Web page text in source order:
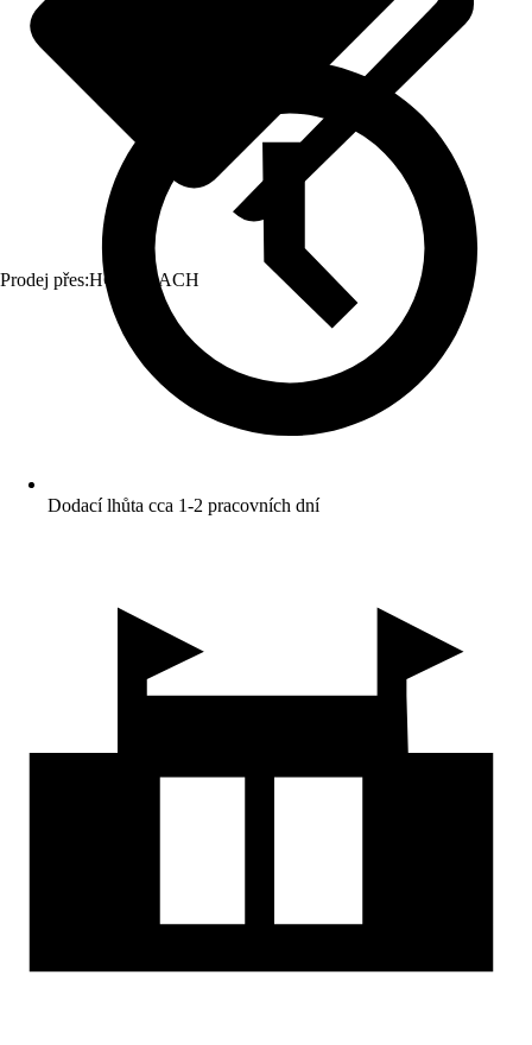
Prodej přes:HORNBACH
Dodací lhůta cca 1-2 pracovních dní